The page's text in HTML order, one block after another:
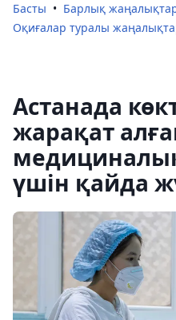
Басты
Барлық
Оқиғалар туралы
Астанада
жарақат
үшін қайда